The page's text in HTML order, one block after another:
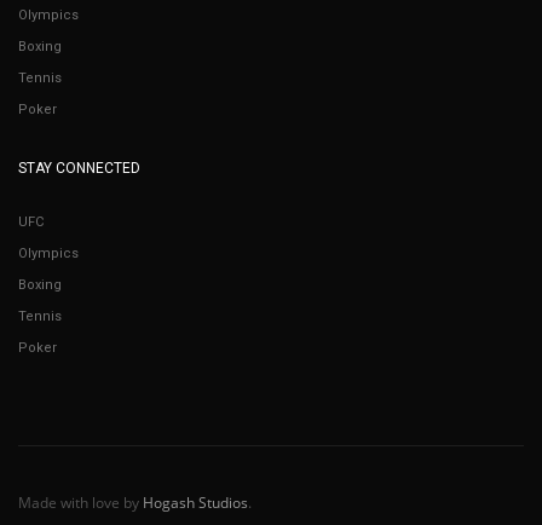
Olympics
Boxing
Tennis
Poker
STAY CONNECTED
UFC
Olympics
Boxing
Tennis
Poker
Made with love by Hogash Studios.